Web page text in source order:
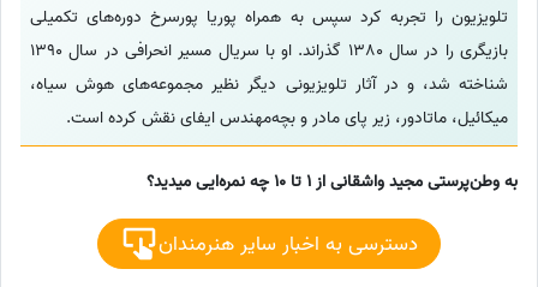
تلویزیون را تجربه کرد سپس به همراه پوریا پورسرخ دوره‌های تکمیلی
بازیگری را در سال 1380 گذراند. او با سریال مسیر انحرافی در سال 1390
شناخته شد، و در آثار تلویزیونی دیگر نظیر مجموعه‌های هوش سیاه،
میکائیل، ماتادور، زیر پای مادر و بچه‌مهندس ایفای نقش کرده است.
به وطن‌پرستی مجید واشقانی از 1 تا 10 چه نمره‌ایی میدید؟
دسترسی به اخبار سایر هنرمندان